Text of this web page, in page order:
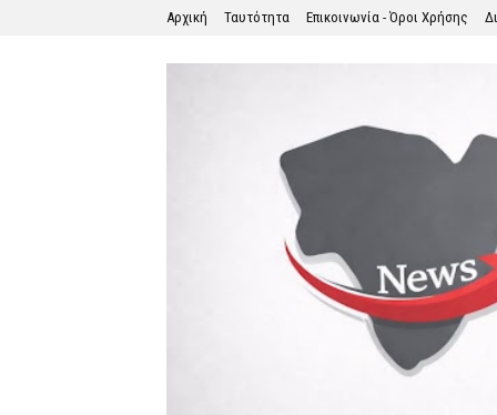
Αρχική Ταυτότητα Επικοινωνία - Όροι Χρήσης